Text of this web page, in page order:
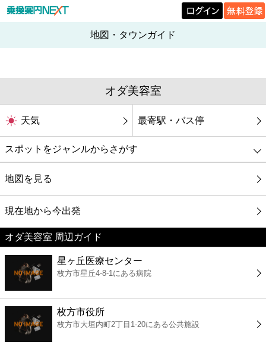
地図・タウンガイド
オダ美容室
天気 最寄駅・バス停
スポットをジャンルからさがす
グルメ
映画
美容
コンビニ
薬局
スーパー
地図を見る
現在地から今出発
オダ美容室 周辺ガイド
星ヶ丘医療センター
枚方市星丘4-8-1にある病院
枚方市役所
枚方市大垣内町2丁目1-20にある公共施設